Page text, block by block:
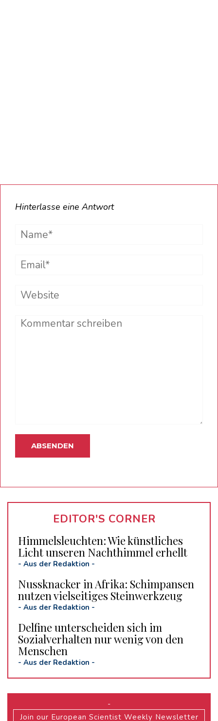
Hinterlasse eine Antwort
Name*
Email*
Website
Comment
EDITOR'S CORNER
Himmelsleuchten: Wie künstliches
Licht unseren Nachthimmel erhellt
- Aus der Redaktion -
Nussknacker in Afrika: Schimpansen
nutzen vielseitiges Steinwerkzeug
- Aus der Redaktion -
Delfine unterscheiden sich im
Sozialverhalten nur wenig von den
Menschen
- Aus der Redaktion -
-
Join our European Scientist Weekly Newsletter